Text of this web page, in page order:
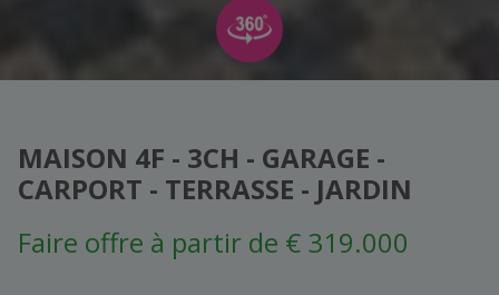
MAISON 4F - 3CH - GARAGE -
CARPORT - TERRASSE - JARDIN
Faire offre à partir de € 319.000